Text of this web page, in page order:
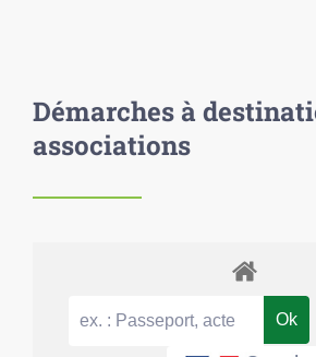
Démarches à
associations